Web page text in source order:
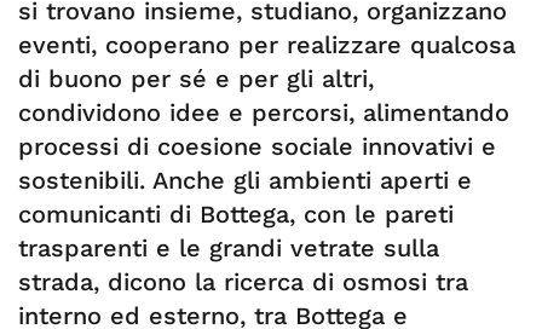
si trovano insieme, studiano, organizzano
eventi, cooperano per realizzare qualcosa
di buono per sé e per gli altri,
condividono idee e percorsi, alimentando
processi di coesione sociale innovativi e
sostenibili. Anche gli ambienti aperti e
comunicanti di Bottega, con le pareti
trasparenti e le grandi vetrate sulla
strada, dicono la ricerca di osmosi tra
interno ed esterno, tra Bottega e